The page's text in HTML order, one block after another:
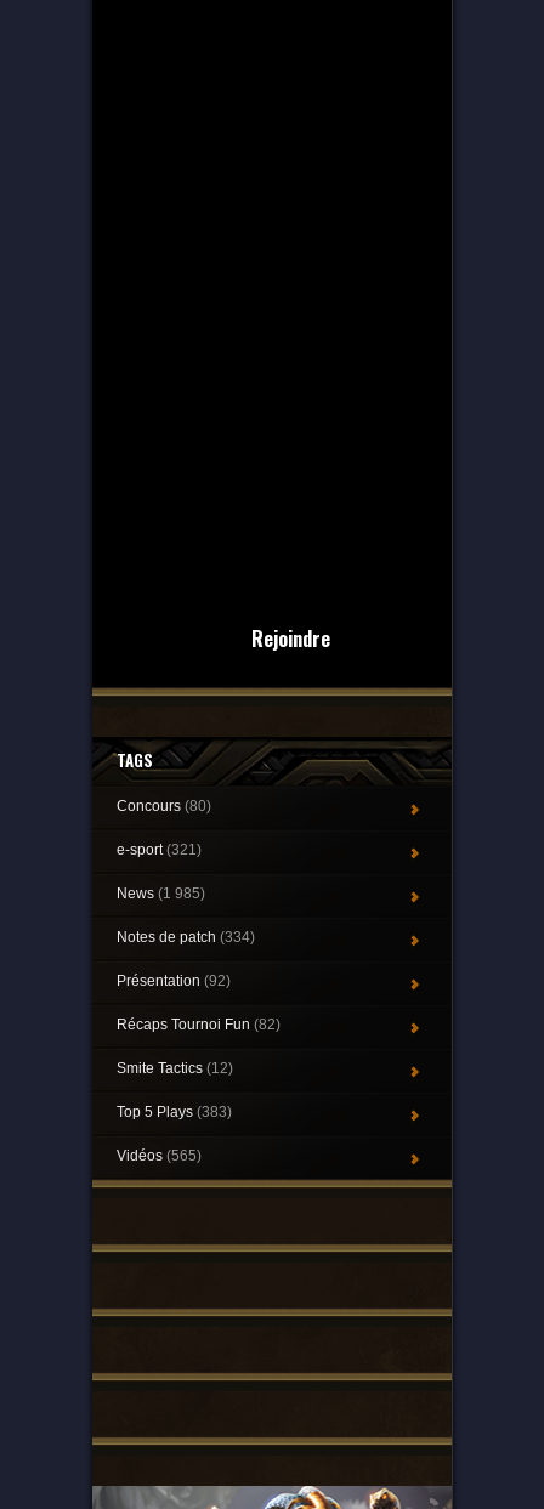
Rejoindre
TAGS
Concours (80)
e-sport(321)
News (1 985)
Notes de patch (334)
Présentation (92)
Récaps Tournoi Fun (82)
Smite Tactics (12)
Top 5 Plays (383)
Vidéos (565)